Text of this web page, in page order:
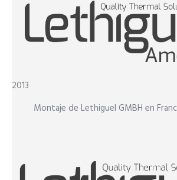
2013
Montaje de Lethiguel GMBH en